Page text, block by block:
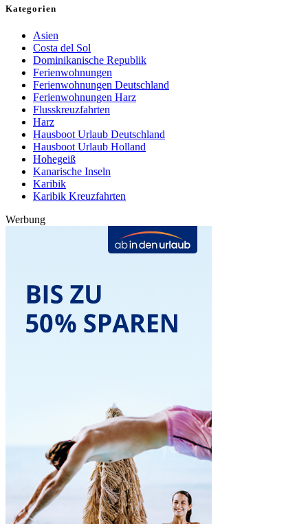
Kategorien
Asien
Costa del Sol
Dominikanische Republik
Ferienwohnungen
Ferienwohnungen Deutschland
Ferienwohnungen Harz
Flusskreuzfahrten
Harz
Hausboot Urlaub Deutschland
Hausboot Urlaub Holland
Hohegeiß
Kanarische Inseln
Karibik
Karibik Kreuzfahrten
Werbung